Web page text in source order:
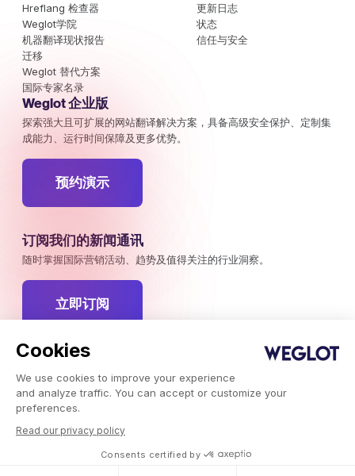
Cookies
We use cookies to improve your experience
and analyze traffic. You can accept or customize your
preferences.
Read our privacy policy
Consents certified by
Hreflang 检查器
Weglot学院
机器翻译现状报告
迁移
Weglot 替代方案
国际专家名录
更新日志
状态
信任与安全
Weglot 企业版
探索强大且可扩展的网站翻译解决方案，具备高级安全保护、定制集
成能力、运行时间保障及更多优势。
预约演示
订阅我们的新闻通讯
随时掌握国际营销活动、趋势及值得关注的行业洞察。
立即订阅
Weglot © 2026，翻译即服务。
版权所有 © 2026Weglot 保留所有权利。